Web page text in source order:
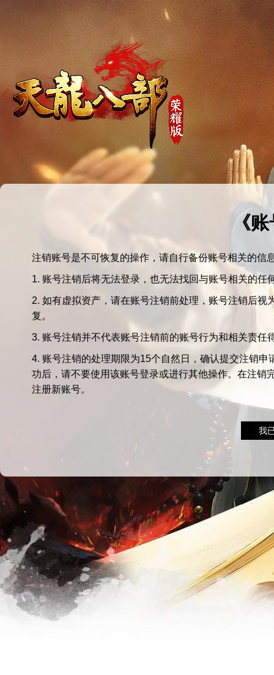
《
注销账号是不可恢复的操作，请自行备份账号相关的信
1. 账号注销后将无法登录，也无法找回与账号相关的任
2. 如有虚拟资产，请在账号注销前处理，账号注销后
复。
3. 账号注销并不代表账号注销前的账号行为和相关责任
4. 账号注销的处理期限为15个自然日，确认提交注销
功后，请不要使用该账号登录或进行其他操作。在注销
注册新账号。
我